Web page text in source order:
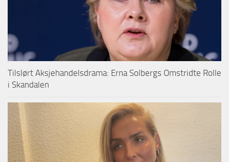
Tilslørt Aksjehandelsdrama: Erna Solbergs Omstridte Rolle
i Skandalen